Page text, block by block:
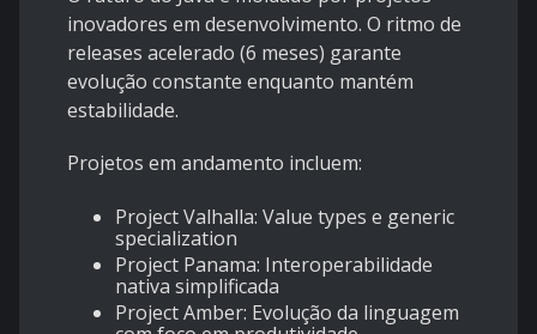
inovadores em desenvolvimento. O ritmo de
releases acelerado (6 meses) garante
evolução constante enquanto mantém
estabilidade.
Projetos em andamento incluem:
Project Valhalla: Value types e generic
specialization
Project Panama: Interoperabilidade
nativa simplificada
Project Amber: Evolução da linguagem